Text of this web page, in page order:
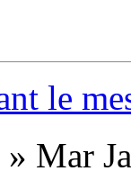
le
» Mar